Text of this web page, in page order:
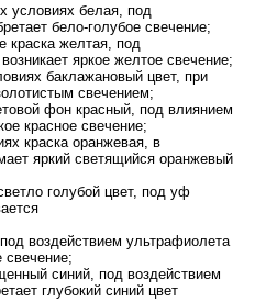
условиях белая, под
бело-голубое свечение;
краска желтая, под
яркое желтое свечение;
баклажановый цвет, при
свечением;
фон красный, под влиянием
красное свечение;
краска оранжевая, в
яркий светящийся оранжевый
голубой цвет, под уф
воздействием ультрафиолета
свечение;
синий, под воздействием
глубокий синий цвет